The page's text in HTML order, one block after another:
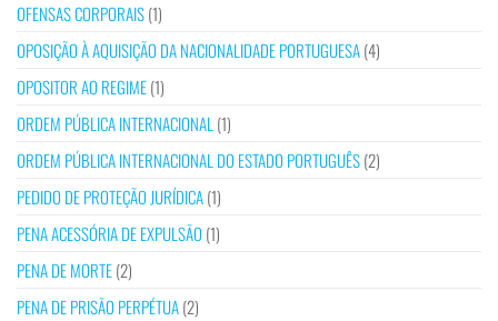
OFENSAS CORPORAIS(1)
OPOSIÇÃO À AQUISIÇÃO DA NACIONALIDADE PORTUGUESA(4)
OPOSITOR AO REGIME(1)
ORDEM PÚBLICA INTERNACIONAL (1)
ORDEM PÚBLICA INTERNACIONAL DO ESTADO PORTUGUÊS(2)
PEDIDO DE PROTEÇÃO JURÍDICA(1)
PENA ACESSÓRIA DE EXPULSÃO (1)
PENA DE MORTE(2)
PENA DE PRISÃO PERPÉTUA(2)